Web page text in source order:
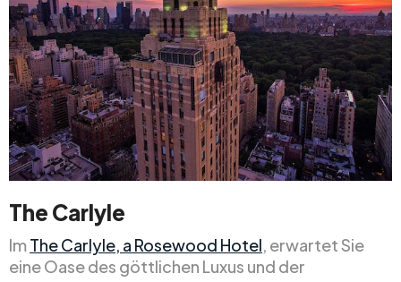
The Carlyle
ImThe Carlyle, a Rosewood Hotel, erwartet Sie
eine Oase des göttlichen Luxus und der